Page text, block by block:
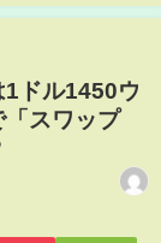
はノー！どうする？
1ドル1450ウ
「スワップ